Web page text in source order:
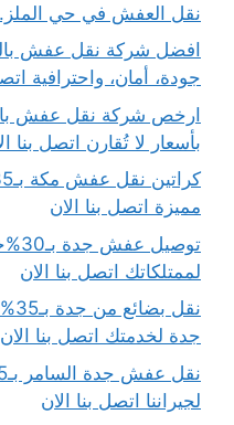
نقل العفش في حي
جودة، أمان، واحترافية
بأسعار لا تُقارن اتصل بنا
مميزة اتصل بنا الان
لممتلكاتك اتصل بنا الان
جدة لخدمتك اتصل بنا الان
لجيراننا اتصل بنا الان